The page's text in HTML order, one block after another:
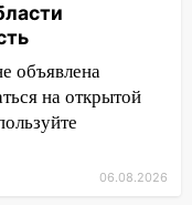
получили
перед
пожар
объявлена
на открытой
06.08.2026